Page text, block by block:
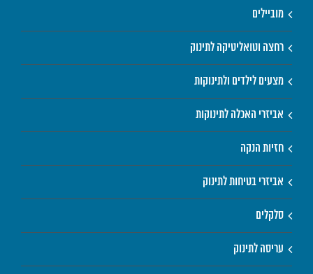
מוביילים
רחצה וטואליטיקה לתינוק
מצעים לילדים ולתינוקות
אביזרי האכלה לתינוקות
חזיות הנקה
אביזרי בטיחות לתינוק
סלקלים
עריסה לתינוק